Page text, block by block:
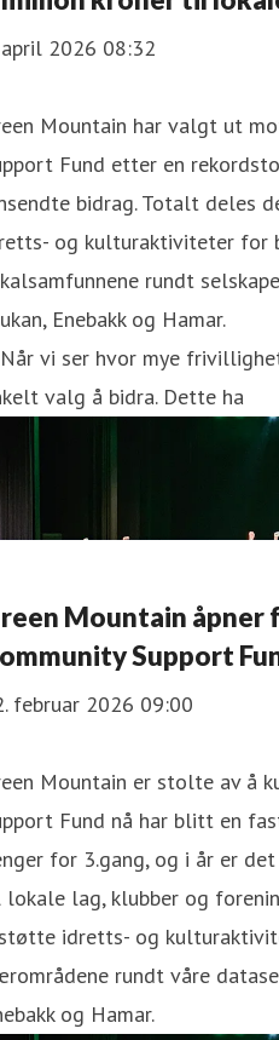
2026 08:32
Mountain har valgt ut
Fund etter en
bidrag. Totalt deles
og kulturaktiviteter for
rundt
Enebakk og Hamar.
vi ser hvor mye
valg å bidra. Dette ha
Mountain åpner
Support
februar 2026 09:00
Mountain er stolte av å
Fund nå har blitt en
for 3.gang, og i år er
lag, klubber og
idretts- og
rundt våre
og Hamar.